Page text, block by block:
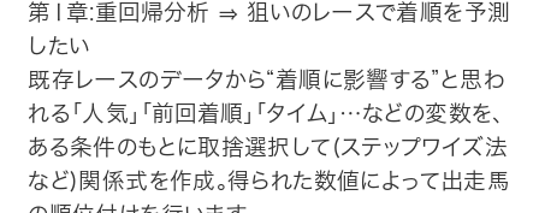
第Ⅰ章:重回帰分析 ⇒ 狙いのレースで着順を予測
したい
既存レースのデータから“着順に影響する”と思わ
れる「人気」「前回着順」「タイム」…などの変数を、
ある条件のもとに取捨選択して(ステップワイズ法
など)関係式を作成。得られた数値によって出走馬